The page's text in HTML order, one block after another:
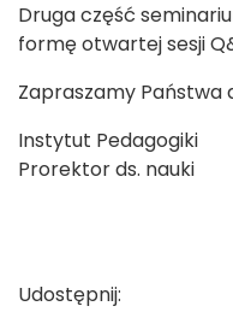
Druga część
formę otwartej sesji
Zapraszamy Państwa
Instytut Pedagogiki
Prorektor ds. nauki
Udostępnij: